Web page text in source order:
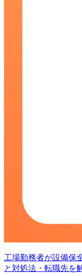
工場勤務者が設備保
と対処法・転職先を